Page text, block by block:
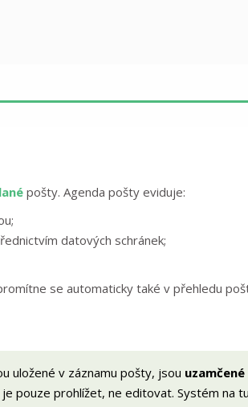
pošty. Agenda pošty eviduje:
datových schránek;
se automaticky také v přehledu
uložené v záznamu pošty, jsou uzamčené
pouze prohlížet, ne editovat. Systém na